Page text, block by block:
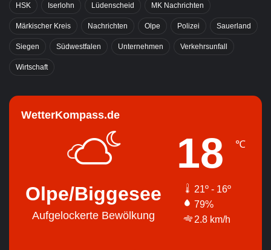
HSK Iserlohn Lüdenscheid MK Nachrichten
Märkischer Kreis Nachrichten Olpe Polizei Sauerland
Siegen Südwestfalen Unternehmen Verkehrsunfall
Wirtschaft
WetterKompass.de
Olpe/Biggesee
Aufgelockerte Bewölkung
18 ℃
21º - 16º
79%
2.8 km/h